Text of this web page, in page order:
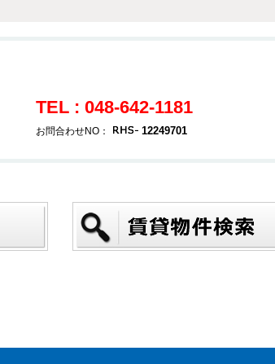
TEL : 048-642-1181
お問合わせNO： 12249701